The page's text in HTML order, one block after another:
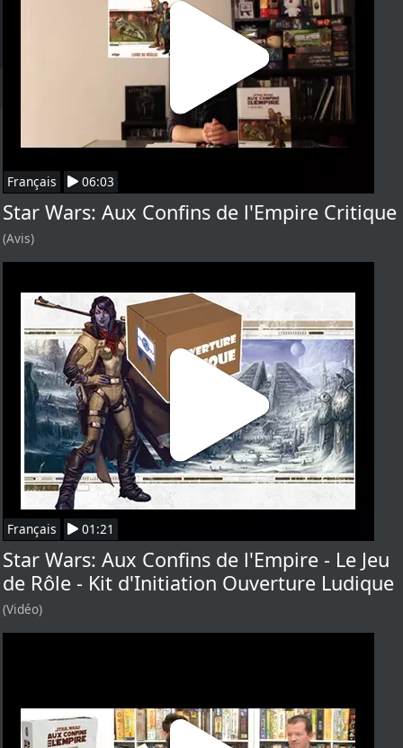
Français 06:03
Star Wars: Aux Confins de l'Empire Critique
(Avis)
Français 01:21
Star Wars: Aux Confins de l'Empire - Le Jeu
de Rôle - Kit d'Initiation Ouverture Ludique
(Vidéo)